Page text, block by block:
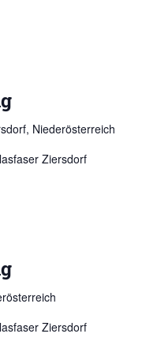
Niederösterreich
Ziersdorf
Ziersdorf